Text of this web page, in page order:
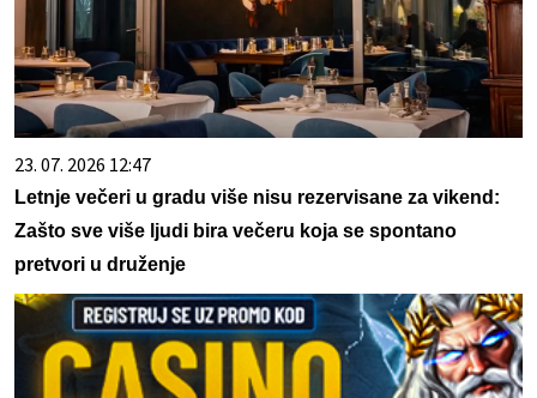
23. 07. 2026 12:47
Letnje večeri u gradu više nisu rezervisane za vikend:
Zašto sve više ljudi bira večeru koja se spontano
pretvori u druženje